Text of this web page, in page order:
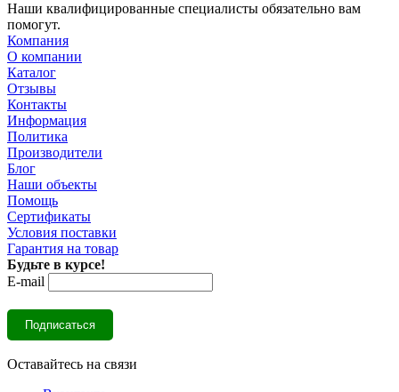
Наши квалифицированные специалисты обязательно вам
помогут.
Компания
О компании
Каталог
Отзывы
Контакты
Информация
Политика
Производители
Блог
Наши объекты
Помощь
Сертификаты
Условия поставки
Гарантия на товар
Будьте в курсе!
E-mail
Оставайтесь на связи